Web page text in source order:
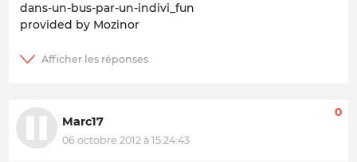
dans-un-bus-par-un-indivi_fun
provided by Mozinor
Marc17
06 octobre 2012 à 15:24:43
0